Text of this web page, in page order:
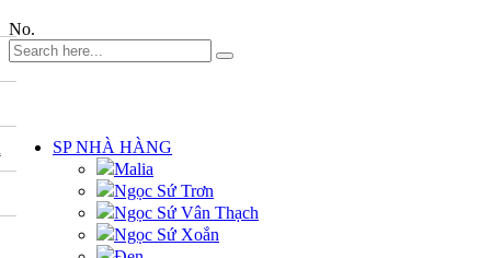
No.
SP NHÀ HÀNG
Malia
Ngọc Sứ Trơn
Ngọc Sứ Vân Thạch
Ngọc Sứ Xoắn